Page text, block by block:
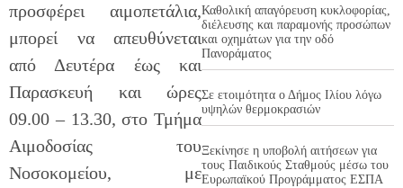
προσφέρει αιμοπετάλια,
μπορεί να απευθύνεται
από Δευτέρα έως και
Παρασκευή και ώρες
09.00 – 13.30, στο Τμήμα
Αιμοδοσίας του
Νοσοκομείου, με
Καθολική απαγόρευση κυκλοφορίας,
διέλευσης και παραμονής προσώπων
και οχημάτων για την οδό
Πανοράματος
Σε ετοιμότητα ο Δήμος Ιλίου λόγω
υψηλών θερμοκρασιών
Ξεκίνησε η υποβολή αιτήσεων για
τους Παιδικούς Σταθμούς μέσω του
Ευρωπαϊκού Προγράμματος ΕΣΠΑ